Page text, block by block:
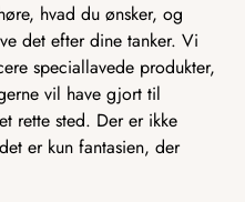
hvad du ønsker, og
det efter dine tanker. Vi
speciallavede produkter,
vil have gjort til
rette sted. Der er ikke
er kun fantasien, der